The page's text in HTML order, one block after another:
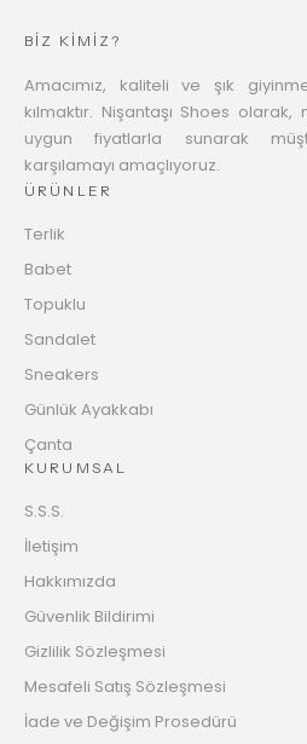
BİZ KİMİZ?
Amacımız, kaliteli ve şık
kılmaktır. Nişantaşı Shoes
uygun fiyatlarla sunarak
karşılamayı amaçlıyoruz.
ÜRÜNLER
Terlik
Babet
Topuklu
Sandalet
Sneakers
Günlük Ayakkabı
Çanta
KURUMSAL
S.S.S.
İletişim
Hakkımızda
Güvenlik Bildirimi
Gizlilik Sözleşmesi
Mesafeli Satış Sözleşmesi
İade ve Değişim Prosedürü